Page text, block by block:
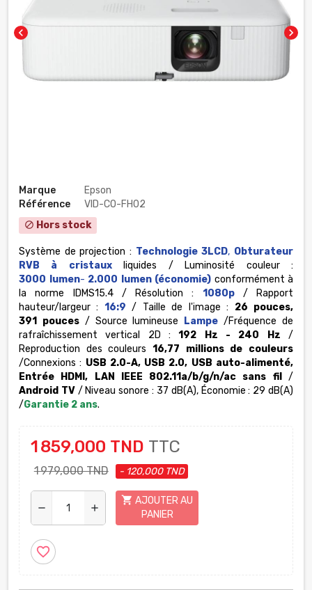
chevron_left chevron_right
Marque
Epson
Référence
VID-CO-FH02
block Hors stock
Système de projection : Technologie 3LCD, Obturateur
RVB à cristauxliquides / Luminosité couleur :
3000 lumen- 2.000 lumen (économie) conformément à
la norme IDMS15.4 / Résolution : 1080p / Rapport
hauteur/largeur : 16:9 / Taille de l'image : 26 pouces,
391 pouces/ Source lumineuse Lampe/Fréquence de
rafraîchissement vertical 2D : 192 Hz - 240 Hz /
Reproduction des couleurs 16,77 millions de couleurs
/Connexions : USB 2.0-A, USB 2.0, USB auto-alimenté,
Entrée HDMI, LAN IEEE 802.11a/b/g/n/ac sans fil
/
Android TV / Niveau sonore : 37 dB(A), Économie : 29 dB(A)
/Garantie 2 ans.
1 859,000 TND TTC
1 979,000 TND - 120,000 TND
remove add
shopping_cart AJOUTER AU
PANIER
favorite_border